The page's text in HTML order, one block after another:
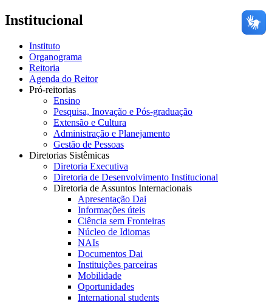
Institucional
Instituto
Organograma
Reitoria
Agenda do Reitor
Pró-reitorias
Ensino
Pesquisa, Inovação e Pós-graduação
Extensão e Cultura
Administração e Planejamento
Gestão de Pessoas
Diretorias Sistêmicas
Diretoria Executiva
Diretoria de Desenvolvimento Institucional
Diretoria de Assuntos Internacionais
Apresentação Dai
Informações úteis
Ciência sem Fronteiras
Núcleo de Idiomas
NAIs
Documentos Dai
Instituições parceiras
Mobilidade
Oportunidades
International students